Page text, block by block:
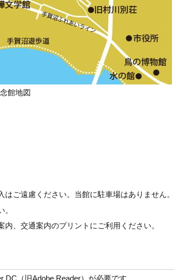
館地図
ご遠慮ください。当館に駐車場はありません。
、交通案内のプリントにご利用ください。
（旧Adobe Reader）が必要です。